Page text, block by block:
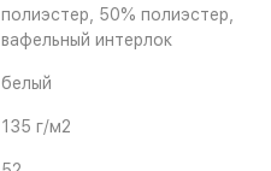
полиэстер, 50% полиэстер,
вафельный интерлок
белый
135 г/м2